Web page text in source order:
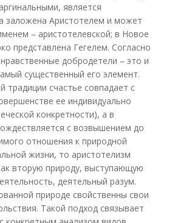
является
заложена Аристотелем и может
– аристотелевской; в Новое
представлена Гегелем. Согласно
добродетели – это и
существенный его элемент.
традиции счастье совпадает с
ее индивидуально
конкретности), а в
с возвышением до
отношения к природной
жизни, то аристотелизм
вторую природу, выступающую
деятельный разум.
природе свойственны свои
Такой подход связывает